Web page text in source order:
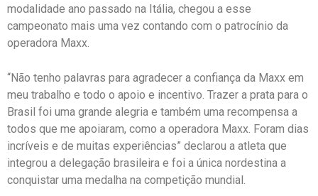
modalidade ano passado na Itália, chegou a esse
campeonato mais uma vez contando com o patrocínio da
operadora Maxx.
“Não tenho palavras para agradecer a confiança da Maxx em
meu trabalho e todo o apoio e incentivo. Trazer a prata para o
Brasil foi uma grande alegria e também uma recompensa a
todos que me apoiaram, como a operadora Maxx. Foram dias
incríveis e de muitas experiências” declarou a atleta que
integrou a delegação brasileira e foi a única nordestina a
conquistar uma medalha na competição mundial.